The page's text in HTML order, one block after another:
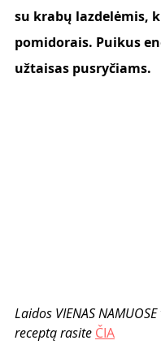
su krabų lazdelėmis,
pomidorais. Puikus
užtaisas pusryčiams.
Laidos VIENAS
receptą rasite ČIA